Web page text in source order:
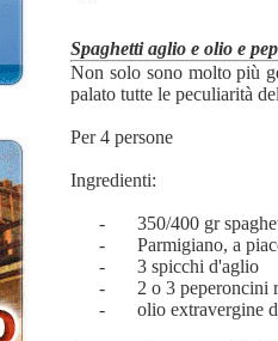
Spaghetti aglio e olio e
Non solo sono molto più
palato tutte le peculiarità
Per 4 persone
Ingredienti:
-
350/400 gr
-
Parmigiano, a
-
3 spicchi d'aglio
-
2 o 3 peperoncini
-
olio extravergine